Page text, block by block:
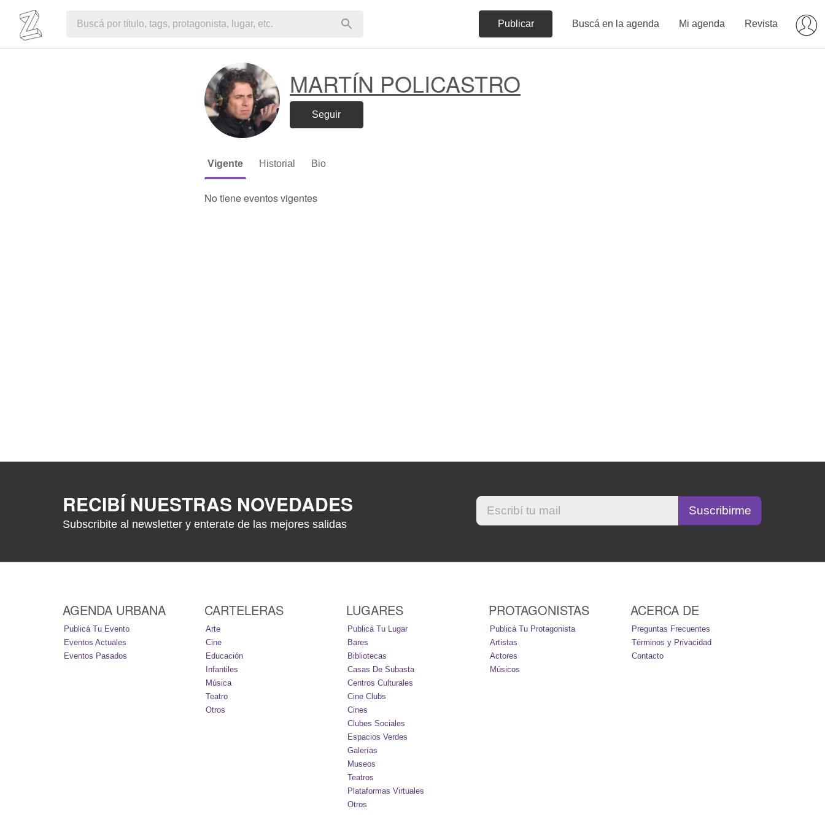
Publicar Buscá en la agenda Mi agenda Revista
MARTÍN POLICASTRO
Seguir
Vigente Historial Bio
No tiene eventos vigentes
RECIBÍ NUESTRAS NOVEDADES
Subscribite al newsletter y enterate de las mejores salidas
AGENDA URBANA
Publicá Tu Evento
Eventos Actuales
Eventos Pasados
CARTELERAS
Arte
Cine
Educación
Infantiles
Música
Teatro
Otros
LUGARES
Publicá Tu Lugar
Bares
Bibliotecas
Casas De Subasta
Centros Culturales
Cine Clubs
Cines
Clubes Sociales
Espacios Verdes
Galerías
Museos
Teatros
Plataformas Virtuales
Otros
PROTAGONISTAS
Publicá Tu Protagonista
Artistas
Actores
Músicos
ACERCA DE
Preguntas Frecuentes
Términos y Privacidad
Contacto